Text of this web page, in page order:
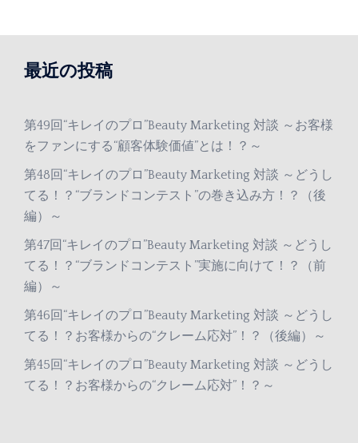
最近の投稿
第49回“キレイのプロ”Beauty Marketing 対談 ～お客様
をファンにする“顧客体験価値”とは！？～
第48回“キレイのプロ”Beauty Marketing 対談 ～どうし
てる！？“ブランドコンテスト”の巻き込み方！？（後
編）～
第47回“キレイのプロ”Beauty Marketing 対談 ～どうし
てる！？“ブランドコンテスト”実施に向けて！？（前
編）～
第46回“キレイのプロ”Beauty Marketing 対談 ～どうし
てる！？お客様からの“クレーム応対”！？（後編）～
第45回“キレイのプロ”Beauty Marketing 対談 ～どうし
てる！？お客様からの“クレーム応対”！？～